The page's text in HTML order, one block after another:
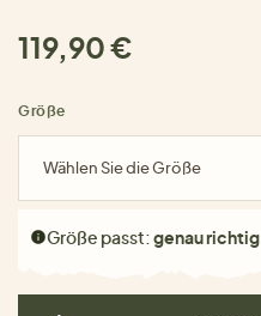
119,90 €
Größe
Wählen Sie die Größe
Größe passt:genau richtig